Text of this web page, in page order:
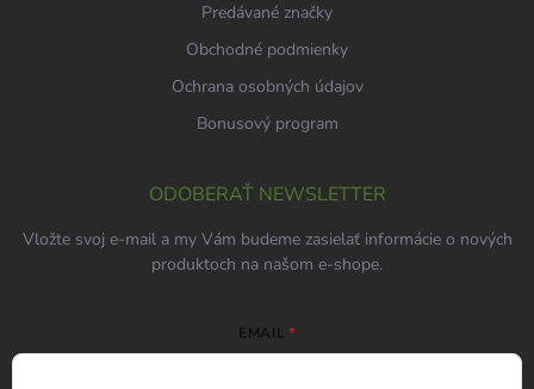
Predávané značky
Obchodné podmienky
Ochrana osobných údajov
Bonusový program
ODOBERAŤ NEWSLETTER
Vložte svoj e-mail a my Vám budeme zasielať informácie o nových
produktoch na našom e-shope.
EMAIL